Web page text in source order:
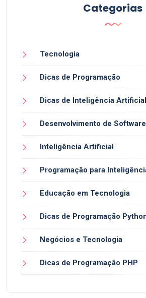
Categorias
Tecnologia
Dicas de Programação
Dicas de Inteligência Artificial
Desenvolvimento de Software
Inteligência Artificial
Programação para
Educação em Tecnologia
Dicas de Programação
Negócios e Tecnologia
Dicas de Programação PHP